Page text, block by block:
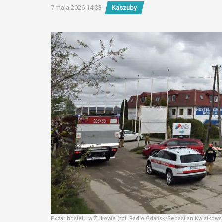
7 maja 2026 14:33 Kaszuby
Pożar hostelu w Żukowie (fot. Radio Gdańsk/Sebastian